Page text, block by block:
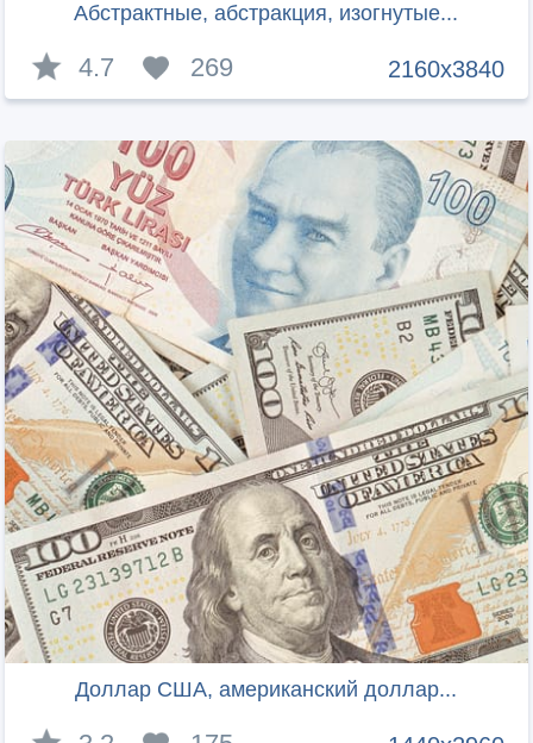
Абстрактные, абстракция, изогнутые...
2160x3840
4.7 269
Доллар США, американский доллар...